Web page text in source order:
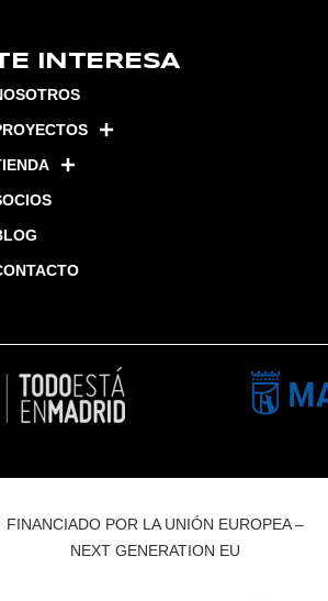
INTERESA
FINANCIADO POR LA UNIÓN EUROPEA –
NEXT GENERATION EU